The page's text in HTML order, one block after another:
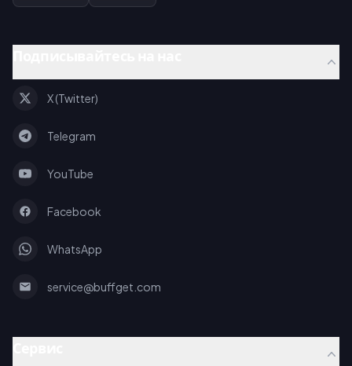
X (Twitter)
Telegram
YouTube
Facebook
WhatsApp
service@buffget.com